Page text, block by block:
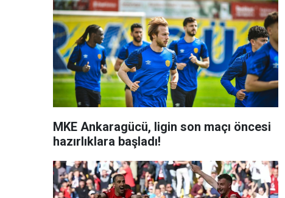
MKE Ankaragücü, ligin son maçı öncesi
hazırlıklara başladı!